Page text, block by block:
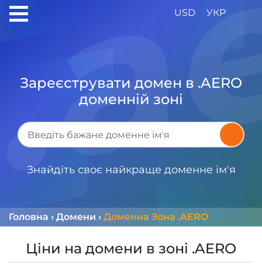
USD УКР
Зареєструвати домен в .AERO
доменній зоні
Знайдіть своє найкраще доменне ім'я
Головна › Домени › Доменна Зона .AERO
Ціни на домени в зоні .AERO